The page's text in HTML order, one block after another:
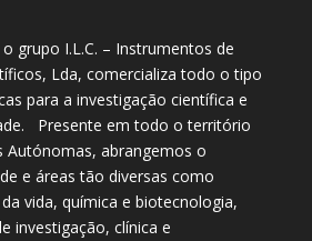
grupo I.L.C. – Instrumentos de
Lda, comercializa todo o tipo
para a investigação científica e
Presente em todo o território
Autónomas, abrangemos o
e áreas tão diversas como
vida, química e biotecnologia,
investigação, clínica e